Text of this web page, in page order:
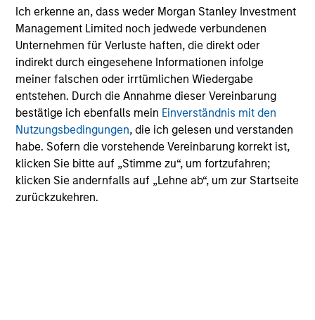
Ich erkenne an, dass weder Morgan Stanley Investment
Management Limited noch jedwede verbundenen
Unternehmen für Verluste haften, die direkt oder
indirekt durch eingesehene Informationen infolge
meiner falschen oder irrtümlichen Wiedergabe
entstehen. Durch die Annahme dieser Vereinbarung
bestätige ich ebenfalls mein Einverständnis mit den
Nutzungsbedingungen, die ich gelesen und verstanden
habe. Sofern die vorstehende Vereinbarung korrekt ist,
klicken Sie bitte auf „Stimme zu“, um fortzufahren;
klicken Sie andernfalls auf „Lehne ab“, um zur Startseite
zurückzukehren.